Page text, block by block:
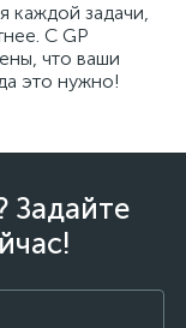
каждой задачи,
С GP
что ваши
это нужно!
Задайте